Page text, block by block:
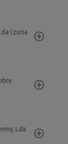
(zona
Lda